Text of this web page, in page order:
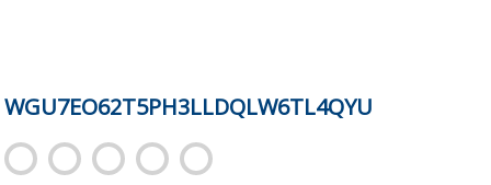
WGU7EO62T5PH3LLDQLW6TL4QYU